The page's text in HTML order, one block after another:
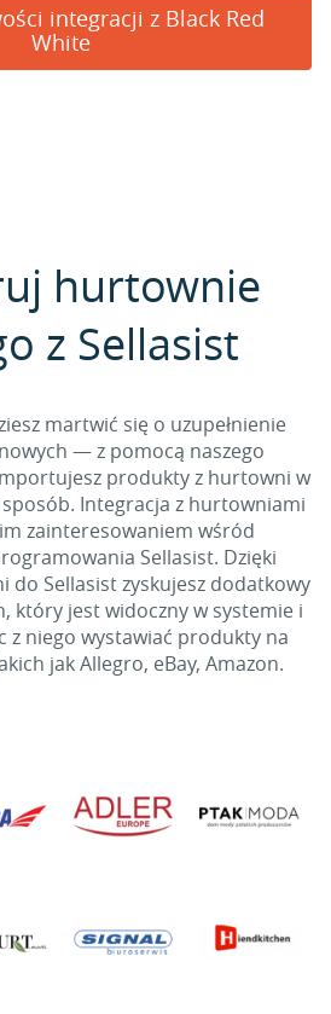
integracji z Black Red
White
hurtownie
z Sellasist
martwić się o uzupełnienie
— z pomocą naszego
produkty z hurtowni w
Integracja z hurtowniami
zainteresowaniem wśród
Sellasist. Dzięki
do Sellasist zyskujesz dodatkowy
który jest widoczny w systemie i
z niego wystawiać produkty na
jak Allegro, eBay, Amazon.